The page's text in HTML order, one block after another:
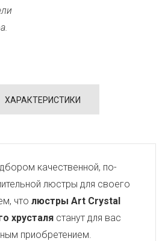
ХАРАКТЕРИСТИКИ
качественной, по-
люстры для своего
что люстры Art Crystal
хрусталя станут для вас
приобретением.